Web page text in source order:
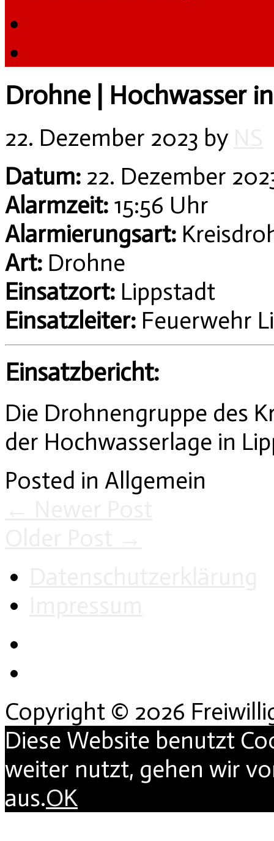
Drohne | Hochwasser
22. Dezember 2023 by
Datum: 22. Dezember
Alarmzeit: 15:56 Uhr
Alarmierungsart:
Art: Drohne
Einsatzort: Lippstadt
Einsatzleiter: Feuerwehr
Einsatzbericht:
Die Drohnengruppe des
der Hochwasserlage in
Posted in Allgemein
Copyright © 2026
Diese Website benutzt
weiter nutzt, gehen wir
aus.OK